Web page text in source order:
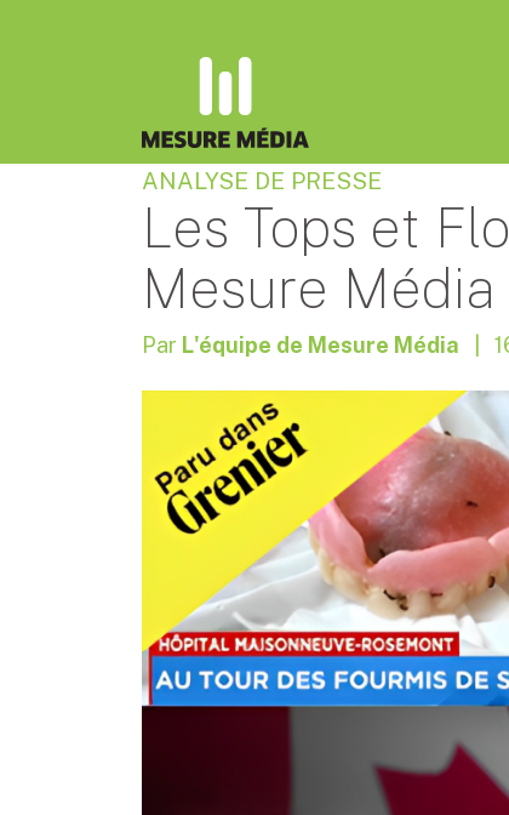
ANALYSE DE PRESSE
Les Tops et
Mesure Média
Par L'équipe de Mesure Média |